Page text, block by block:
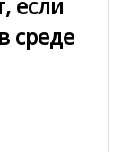
среде